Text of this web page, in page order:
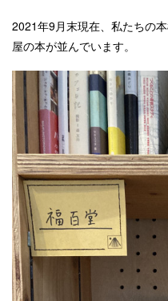
2021年9月末現在、私たちの
屋の本が並んでいます。